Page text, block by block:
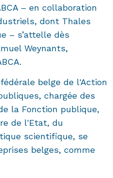
– en collaboration
dont Thales
– s’attelle dès
Weynants,
belge de l'Action
chargée des
la Fonction publique,
de l'Etat, du
scientifique, se
belges, comme